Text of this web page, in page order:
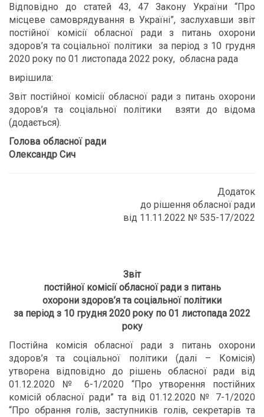
Відповідно до статей 43, 47 Закону України “Про
місцеве самоврядування в Україні”, заслухавши звіт
постійної комісії обласної ради з питань охорони
здоров’я та соціальної політики за період з 10 грудня
2020 року по 01 листопада 2022 року, обласна рада
вирішила:
Звіт постійної комісії обласної ради з питань охорони
здоров’я та соціальної політики взяти до відома
(додається).
Голова обласної ради
Олександр Сич
Додаток
до рішення обласної ради
від 11.11.2022 № 535-17/2022
Звіт
постійної комісії обласної ради з питань
охорони здоров’я та соціальної політики
за період з 10 грудня 2020 року по 01 листопада 2022
року
Постійна комісія обласної ради з питань охорони
здоров’я та соціальної політики (далі – Комісія)
утворена відповідно до рішень обласної ради від
01.12.2020 № 6-1/2020 “Про утворення постійних
комісій обласної ради” та від 01.12.2020 № 7-1/2020
“Про обрання голів, заступників голів, секретарів та